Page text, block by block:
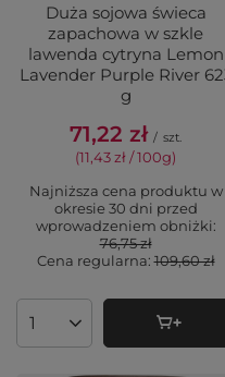
Duża sojowa świeca
zapachowa w szkle
lawenda cytryna Lemon
Lavender Purple River
g
71,22 zł / szt.
(11,43 zł / 100g)
Najniższa cena produktu w
okresie 30 dni przed
wprowadzeniem obniżki:
76,75 zł
Cena regularna:109,60 zł
Ilość produktów